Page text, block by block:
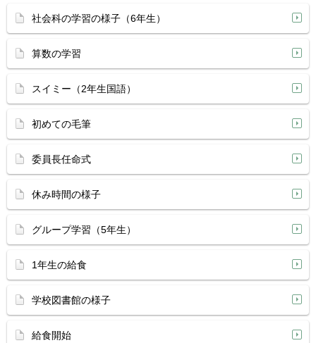
社会科の学習の様子（6年生）
算数の学習
スイミー（2年生国語）
初めての毛筆
委員長任命式
休み時間の様子
グループ学習（5年生）
1年生の給食
学校図書館の様子
給食開始